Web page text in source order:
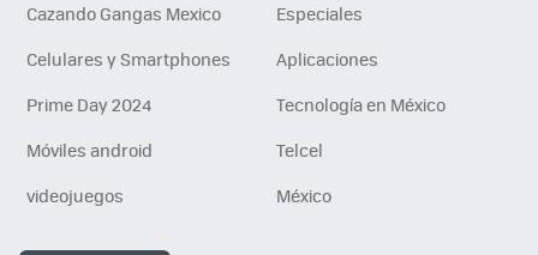
Cazando Gangas Mexico
Especiales
Celulares y Smartphones
Aplicaciones
Prime Day 2024
Tecnología en México
Móviles android
Telcel
videojuegos
México